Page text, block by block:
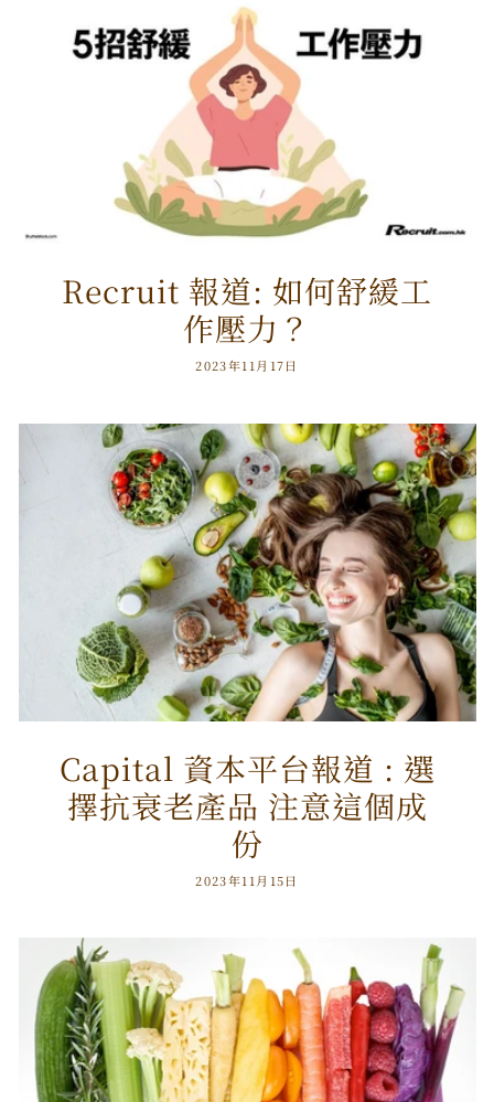
Recruit 報道: 如何舒緩工
作壓力？
2023年11月17日
Capital 資本平台報道 : 選
擇抗衰老產品 注意這個成
份
2023年11月15日